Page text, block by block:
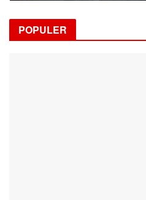
POPULER